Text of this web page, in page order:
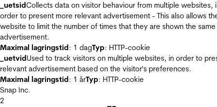
_uetsidCollects data on visitor behaviour from multiple websites,
order to present more relevant advertisement - This also allows
website to limit the number of times that they are shown the same
advertisement.
Maximal lagringstid: 1 dagTyp: HTTP-cookie
_uetvidUsed to track visitors on multiple websites, in order to
relevant advertisement based on the visitor's preferences.
Maximal lagringstid: 1 årTyp: HTTP-cookie
Snap Inc.
2